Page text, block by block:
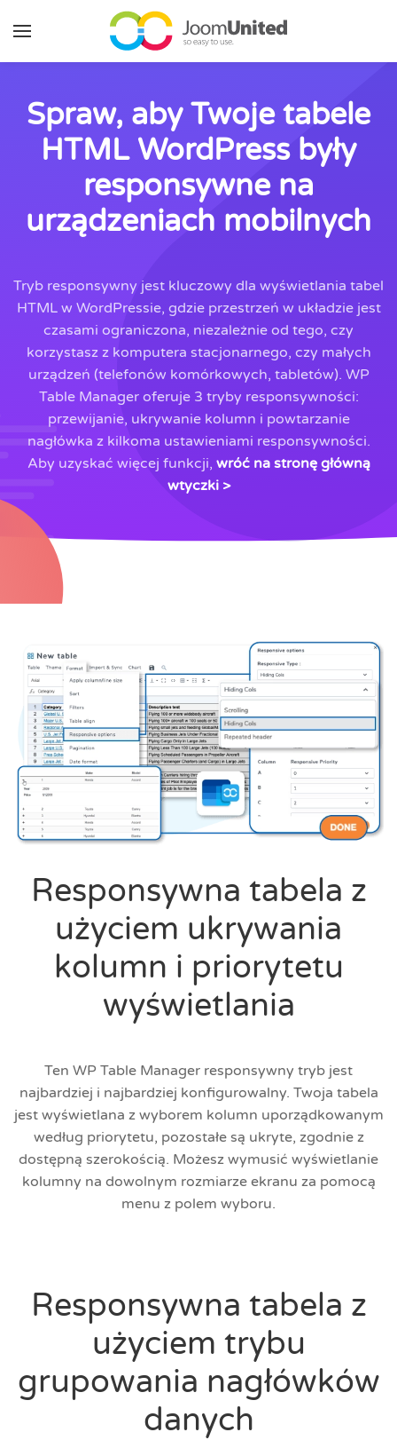
Przejdź do głównej zawartości
Spraw, aby Twoje tabele
HTML WordPress były
responsywne na
urządzeniach mobilnych
Tryb responsywny jest kluczowy dla wyświetlania tabel
HTML w WordPressie, gdzie przestrzeń w układzie jest
czasami ograniczona, niezależnie od tego, czy
korzystasz z komputera stacjonarnego, czy małych
urządzeń (telefonów komórkowych, tabletów). WP
Table Manager oferuje 3 tryby responsywności:
przewijanie, ukrywanie kolumn i powtarzanie
nagłówka z kilkoma ustawieniami responsywności.
Aby uzyskać więcej funkcji, wróć na stronę główną
wtyczki >
Responsywna tabela z
użyciem ukrywania
kolumn i priorytetu
wyświetlania
Ten WP Table Manager responsywny tryb jest
najbardziej i najbardziej konfigurowalny. Twoja tabela
jest wyświetlana z wyborem kolumn uporządkowanym
według priorytetu, pozostałe są ukryte, zgodnie z
dostępną szerokością. Możesz wymusić wyświetlanie
kolumny na dowolnym rozmiarze ekranu za pomocą
menu z polem wyboru.
Responsywna tabela z
użyciem trybu
grupowania nagłówków
danych